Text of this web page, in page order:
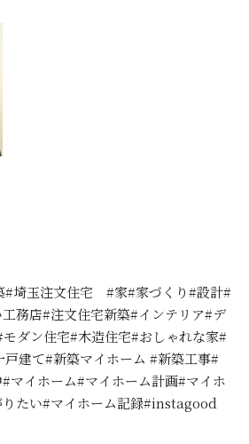
#埼玉注文住宅 #家#家づくり#設計#
務店#注文住宅新築#インテリア#デ
ダン住宅#木造住宅#おしゃれな家#
建て#新築マイホーム #新築工事#
マイホーム#マイホーム計画#マイホ
たい#マイホーム記録#instagood